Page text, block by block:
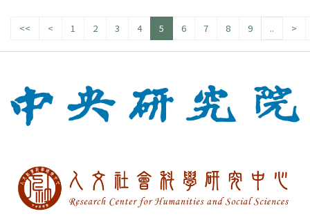
<< < 1 2 3 4 5 6 7 8 9 .. >